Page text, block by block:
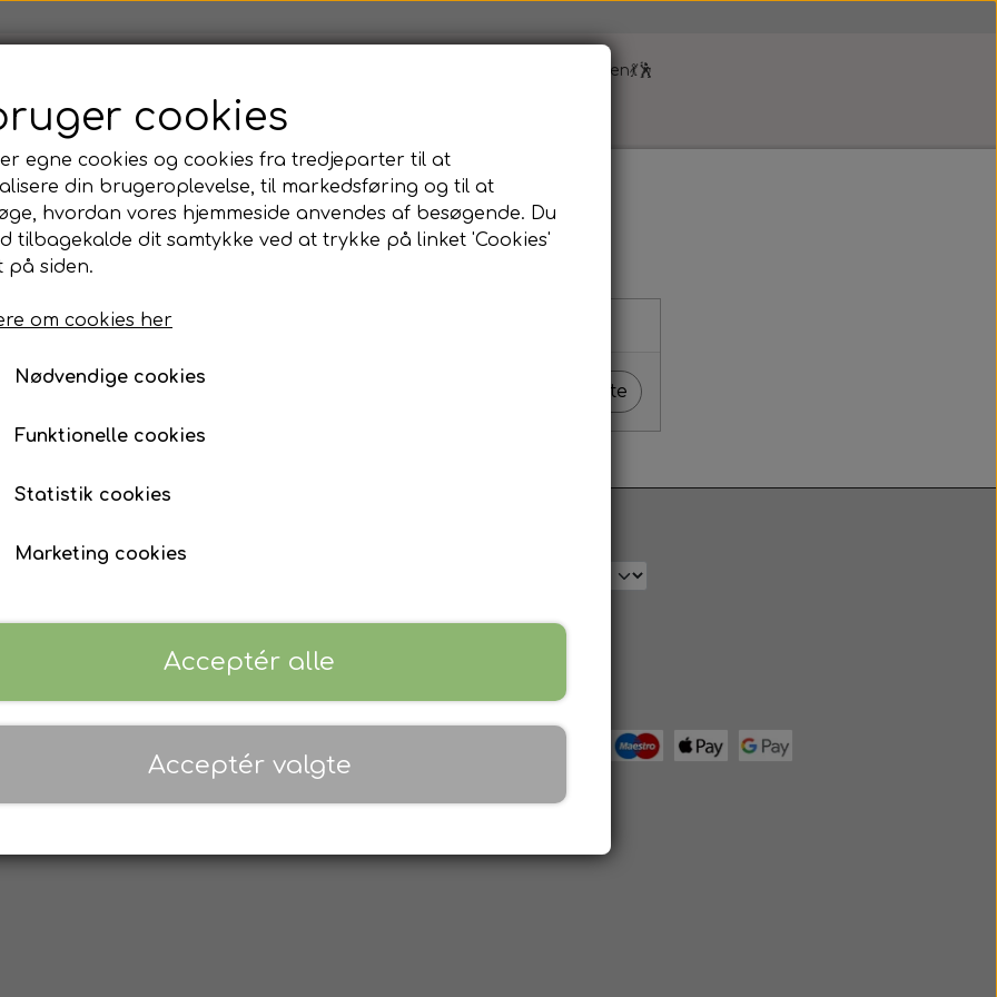
i dans og udtryk
udtryk
🏫Dans og udtryk i folkeskolen💃🕺
Labans BESS (KERF) ✍️ Artikler og Blog
Evigdans
i dans
Næste
Fortrydelse og reklamation
Sociale medier
cookies
egne cookies og cookies fra tredjeparter til at
din brugeroplevelse, til markedsføring og til at
hvordan vores hjemmeside anvendes af besøgende. Du
tilbagekalde dit samtykke ved at trykke på linket 'Cookies'
på siden.
om cookies her
Nødvendige cookies
Funktionelle cookies
Statistik cookies
Marketing cookies
Acceptér alle
Acceptér valgte